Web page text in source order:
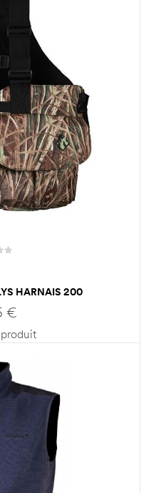
HARNAIS 200
€